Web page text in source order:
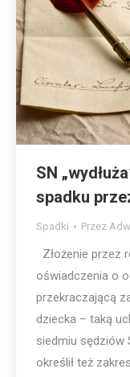
SN
spadku
Spadki Przez
Złożenie przez
oświadczenia o
przekraczającą
dziecka – taką
siedmiu sędziów
określił też